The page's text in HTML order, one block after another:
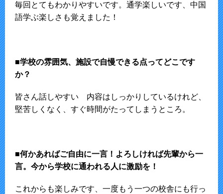
毎回とてもわかりやすいです。通学楽しいです、中国
語学ぶ楽しさも覚えました！
■学校の雰囲気、施設で自慢できる点ってどこです
か？
皆さん話しやすい 内容はしっかりしているけれど、
堅苦しくなく、すぐ時間がたってしまうところ。
■何かあればご自由に一言！よろしければ先輩から一
言。今から学校に通われる人に激励を！
これからも楽しみです、一度もう一つの校舎にも行っ